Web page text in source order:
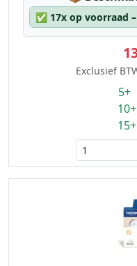
✅ 17x op voorraad
Exclusief
5+